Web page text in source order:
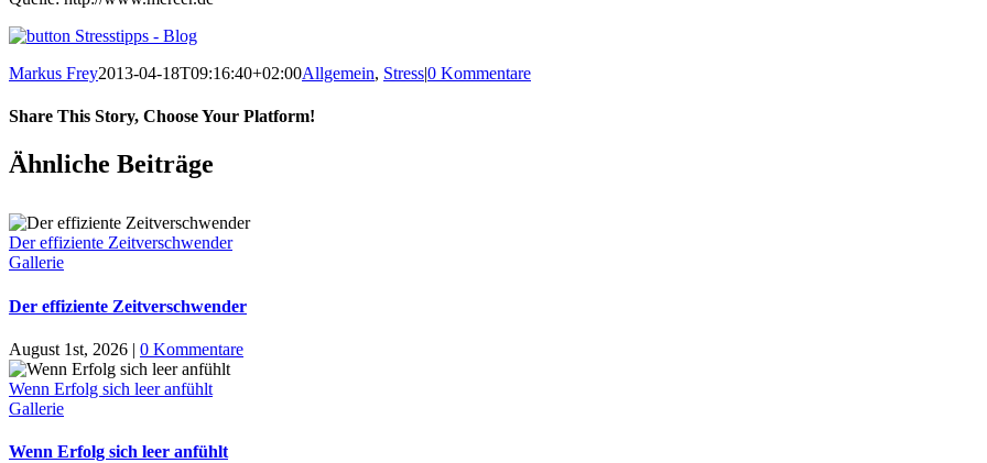
Markus Frey2013-04-18T09:16:40+02:00Allgemein, Stress|0 Kommentare
Share This Story, Choose Your Platform!
Ähnliche Beiträge
Der effiziente Zeitverschwender
Gallerie
Der effiziente Zeitverschwender
August 1st, 2026 | 0 Kommentare
Wenn Erfolg sich leer anfühlt
Gallerie
Wenn Erfolg sich leer anfühlt